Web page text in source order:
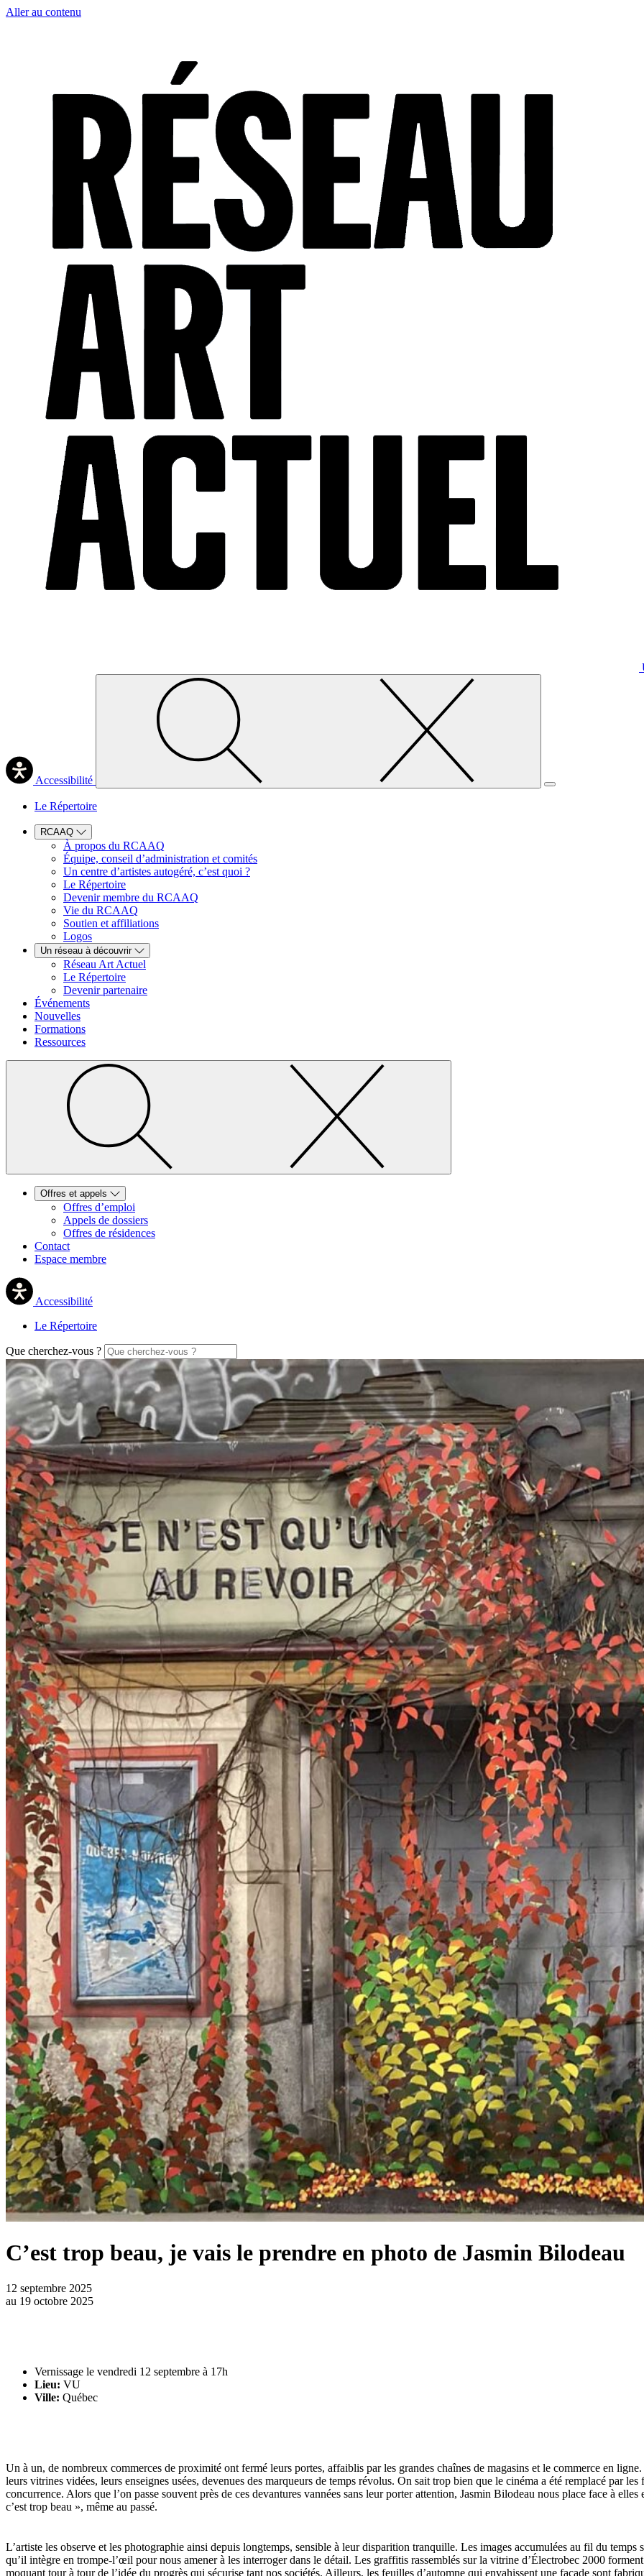
Aller au contenu
Accessibilité
Le Répertoire
RCAAQ
À propos du RCAAQ
Équipe, conseil d’administration et comités
Un centre d’artistes autogéré, c’est quoi ?
Le Répertoire
Devenir membre du RCAAQ
Vie du RCAAQ
Soutien et affiliations
Logos
Un réseau à découvrir
Réseau Art Actuel
Le Répertoire
Devenir partenaire
Événements
Nouvelles
Formations
Ressources
Offres et appels
Offres d’emploi
Appels de dossiers
Offres de résidences
Contact
Espace membre
Accessibilité
Le Répertoire
Que cherchez-vous ?
C’est trop beau, je vais le prendre en photo de Jasmin Bilodeau
12 septembre 2025
au 19 octobre 2025
Vernissage le vendredi 12 septembre à 17h
Lieu: VU
Ville: Québec
Un à un, de nombreux commerces de proximité ont fermé leurs portes, affaiblis par les grandes chaînes de magasins et le commerce en
leurs vitrines vidées, leurs enseignes usées, devenues des marqueurs de temps révolus. On sait trop bien que le cinéma a été remplacé par
concurrence. Alors que l’on passe souvent près de ces devantures vannées sans leur porter attention, Jasmin Bilodeau nous place face à
c’est trop beau », même au passé.
L’artiste les observe et les photographie ainsi depuis longtemps, sensible à leur disparition tranquille. Les images accumulées au fil du temps
qu’il intègre en trompe-l’œil pour nous amener à les interroger dans le détail. Les graffitis rassemblés sur la vitrine d’Électrobec 2000
moquant tour à tour de l’idée du progrès qui sécurise tant nos sociétés. Ailleurs, les feuilles d’automne qui envahissent une façade sont